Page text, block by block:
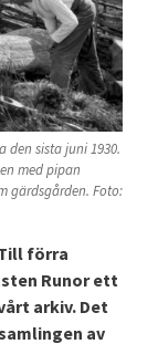
den sista juni 1930.
med pipan
gärdsgården. Foto:
Till förra
Runor ett
arkiv. Det
av